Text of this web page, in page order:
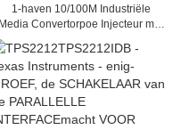
1-haven 10/100M Industriële
Media Convertorpoe Injecteur met